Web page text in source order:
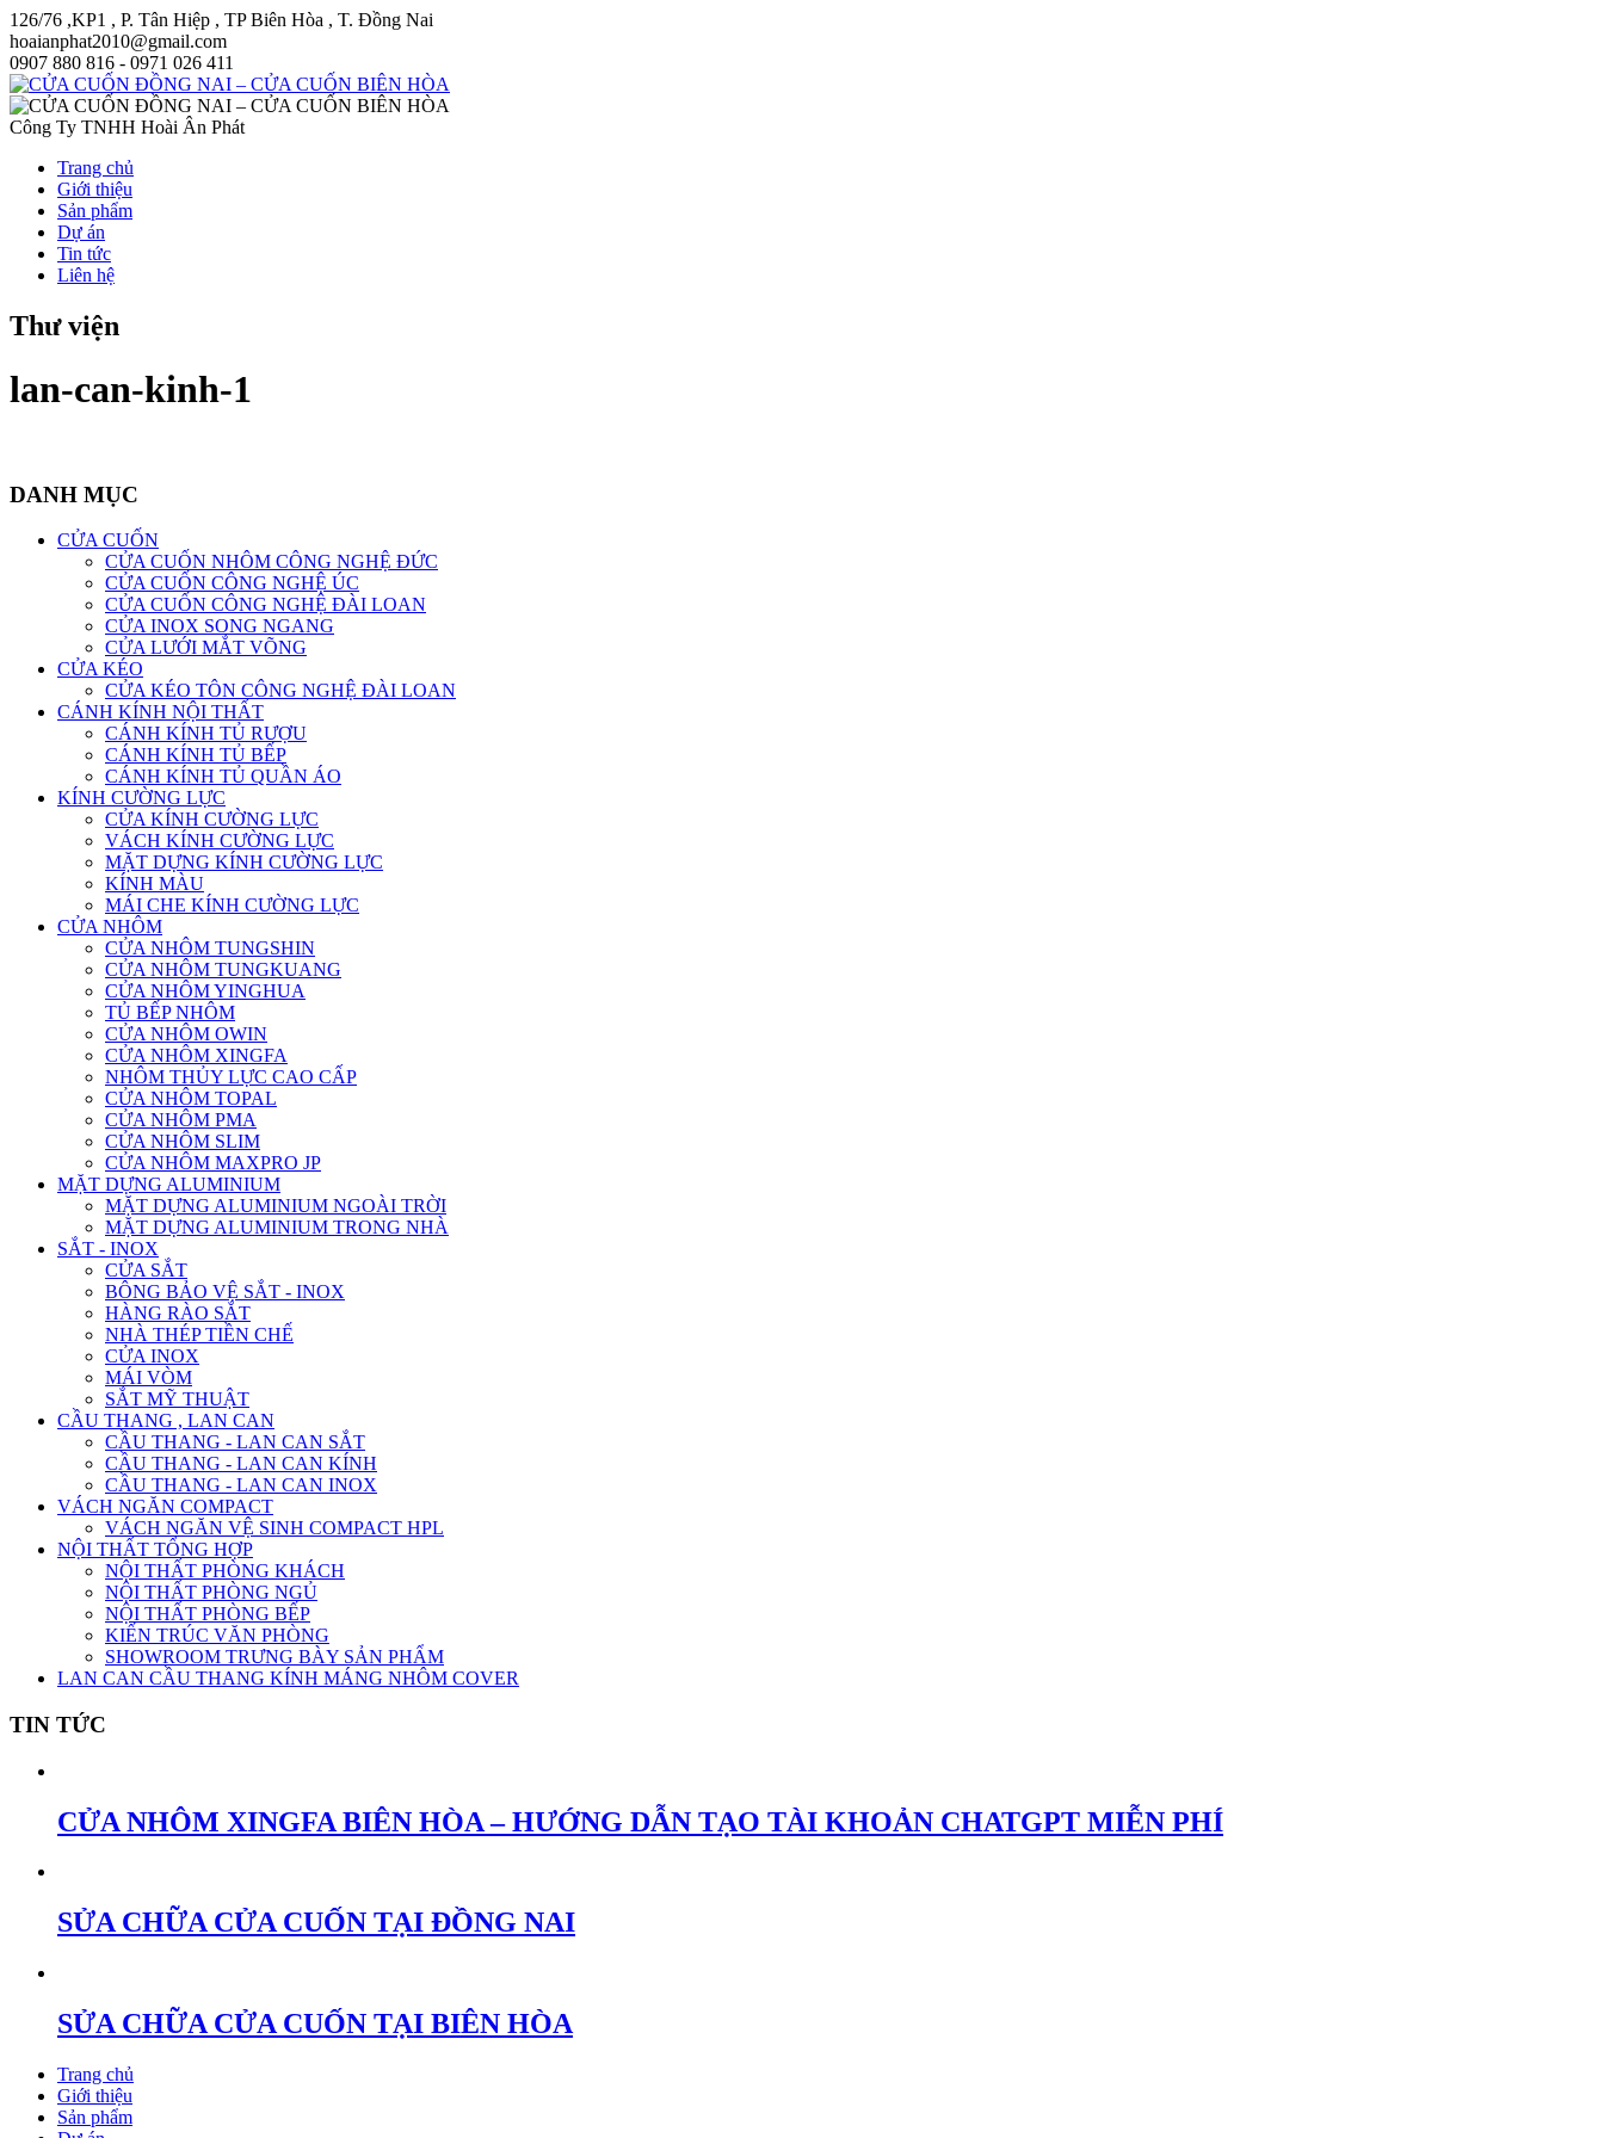
126/76 ,KP1 , P. Tân Hiệp , TP Biên Hòa , T. Đồng Nai
hoaianphat2010@gmail.com
0907 880 816 - 0971 026 411
Công Ty TNHH Hoài Ân Phát
Trang chủ
Giới thiệu
Sản phẩm
Dự án
Tin tức
Liên hệ
Thư viện
lan-can-kinh-1
DANH MỤC
CỬA CUỐN
CỬA CUỐN NHÔM CÔNG NGHỆ ĐỨC
CỬA CUỐN CÔNG NGHỆ ÚC
CỬA CUỐN CÔNG NGHỆ ĐÀI LOAN
CỬA INOX SONG NGANG
CỬA LƯỚI MẮT VÕNG
CỬA KÉO
CỬA KÉO TÔN CÔNG NGHỆ ĐÀI LOAN
CÁNH KÍNH NỘI THẤT
CÁNH KÍNH TỦ RƯỢU
CÁNH KÍNH TỦ BẾP
CÁNH KÍNH TỦ QUẦN ÁO
KÍNH CƯỜNG LỰC
CỬA KÍNH CƯỜNG LỰC
VÁCH KÍNH CƯỜNG LỰC
MẶT DỰNG KÍNH CƯỜNG LỰC
KÍNH MÀU
MÁI CHE KÍNH CƯỜNG LỰC
CỬA NHÔM
CỬA NHÔM TUNGSHIN
CỬA NHÔM TUNGKUANG
CỬA NHÔM YINGHUA
TỦ BẾP NHÔM
CỬA NHÔM OWIN
CỬA NHÔM XINGFA
NHÔM THỦY LỰC CAO CẤP
CỬA NHÔM TOPAL
CỬA NHÔM PMA
CỬA NHÔM SLIM
CỬA NHÔM MAXPRO JP
MẶT DỰNG ALUMINIUM
MẶT DỰNG ALUMINIUM NGOÀI TRỜI
MẶT DỰNG ALUMINIUM TRONG NHÀ
SẮT - INOX
CỬA SẮT
BÔNG BẢO VỆ SẮT - INOX
HÀNG RÀO SẮT
NHÀ THÉP TIỀN CHẾ
CỬA INOX
MÁI VÒM
SẮT MỸ THUẬT
CẦU THANG , LAN CAN
CẦU THANG - LAN CAN SẮT
CẦU THANG - LAN CAN KÍNH
CẦU THANG - LAN CAN INOX
VÁCH NGĂN COMPACT
VÁCH NGĂN VỆ SINH COMPACT HPL
NỘI THẤT TỔNG HỢP
NỘI THẤT PHÒNG KHÁCH
NỘI THẤT PHÒNG NGỦ
NỘI THẤT PHÒNG BẾP
KIẾN TRÚC VĂN PHÒNG
SHOWROOM TRƯNG BÀY SẢN PHẨM
LAN CAN CẦU THANG KÍNH MÁNG NHÔM COVER
TIN TỨC
CỬA NHÔM XINGFA BIÊN HÒA – HƯỚNG DẪN TẠO TÀI KHOẢN CHATGPT MIỄN PHÍ
SỬA CHỮA CỬA CUỐN TẠI ĐỒNG NAI
SỬA CHỮA CỬA CUỐN TẠI BIÊN HÒA
Trang chủ
Giới thiệu
Sản phẩm